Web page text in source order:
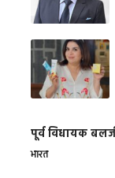
पूर्व विधायक
भारत